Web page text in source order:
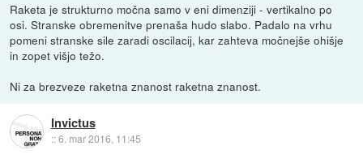
Raketa je strukturno močna samo v eni dimenziji - vertikalno po
osi. Stranske obremenitve prenaša hudo slabo. Padalo na vrhu
pomeni stranske sile zaradi oscilacij, kar zahteva močnejše ohišje
in zopet višjo težo.
Ni za brezveze raketna znanost raketna znanost.
Invictus
::6. mar 2016, 11:45